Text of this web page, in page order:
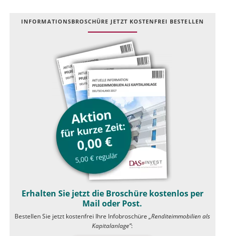
INFOR­MATIONS­BROSCHÜRE JETZT KOSTEN­FREI BESTELLEN
Erhalten Sie jetzt die Broschüre kostenlos per
Mail oder Post.
Bestellen Sie jetzt kostenfrei Ihre Infobroschüre„Renditeimmobilien als
Kapitalanlage”: